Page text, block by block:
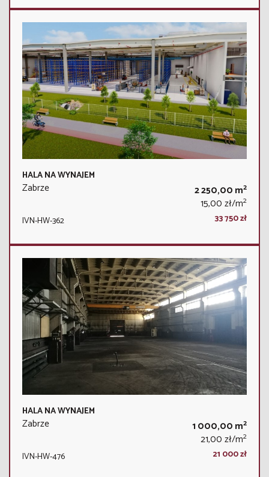
HALA NA WYNAJEM
Zabrze 2 250,00 m2
15,00 zł/m2
IVN-HW-362 33 750 zł
HALA NA WYNAJEM
Zabrze 1 000,00 m2
21,00 zł/m2
IVN-HW-476 21 000 zł